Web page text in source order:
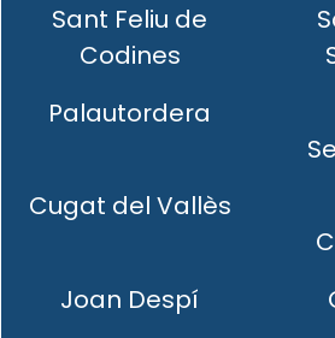
Sant Feliu de
Codines
Palautordera
Cugat del Vallès
Joan Despí